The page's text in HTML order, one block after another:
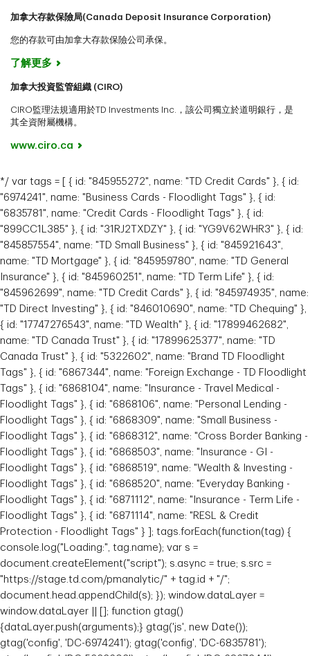
加拿大存款保險局(Canada Deposit Insurance Corporation)
您的存款可由加拿大存款保險公司承保。
了解更多
加拿大投資監管組織 (CIRO)
CIRO監理法規適用於TD Investments Inc.，該公司獨立於道明銀行，是
其全資附屬機構。
www.ciro.ca
*/ var tags = [ { id: "845955272", name: "TD Credit Cards" }, { id:
"6974241", name: "Business Cards - Floodlight Tags" }, { id:
"6835781", name: "Credit Cards - Floodlight Tags" }, { id:
"899CC1L385" }, { id: "31RJ2TXDZY" }, { id: "YG9V62WHR3" }, { id:
"845857554", name: "TD Small Business" }, { id: "845921643",
name: "TD Mortgage" }, { id: "845959780", name: "TD General
Insurance" }, { id: "845960251", name: "TD Term Life" }, { id:
"845962699", name: "TD Credit Cards" }, { id: "845974935", name:
"TD Direct Investing" }, { id: "846010690", name: "TD Chequing" },
{ id: "17747276543", name: "TD Wealth" }, { id: "17899462682",
name: "TD Canada Trust" }, { id: "17899625377", name: "TD
Canada Trust" }, { id: "5322602", name: "Brand TD Floodlight
Tags" }, { id: "6867344", name: "Foreign Exchange - TD Floodlight
Tags" }, { id: "6868104", name: "Insurance - Travel Medical -
Floodlight Tags" }, { id: "6868106", name: "Personal Lending -
Floodlight Tags" }, { id: "6868309", name: "Small Business -
Floodlight Tags" }, { id: "6868312", name: "Cross Border Banking -
Floodlight Tags" }, { id: "6868503", name: "Insurance - GI -
Floodlight Tags" }, { id: "6868519", name: "Wealth & Investing -
Floodlight Tags" }, { id: "6868520", name: "Everyday Banking -
Floodlight Tags" }, { id: "6871112", name: "Insurance - Term Life -
Floodlight Tags" }, { id: "6871114", name: "RESL & Credit
Protection - Floodlight Tags" } ]; tags.forEach(function(tag) {
console.log("Loading:", tag.name); var s =
document.createElement("script"); s.async = true; s.src =
"https://stage.td.com/pmanalytic/" + tag.id + "/";
document.head.appendChild(s); }); window.dataLayer =
window.dataLayer || []; function gtag()
{dataLayer.push(arguments);} gtag('js', new Date());
gtag('config', 'DC-6974241'); gtag('config', 'DC-6835781');